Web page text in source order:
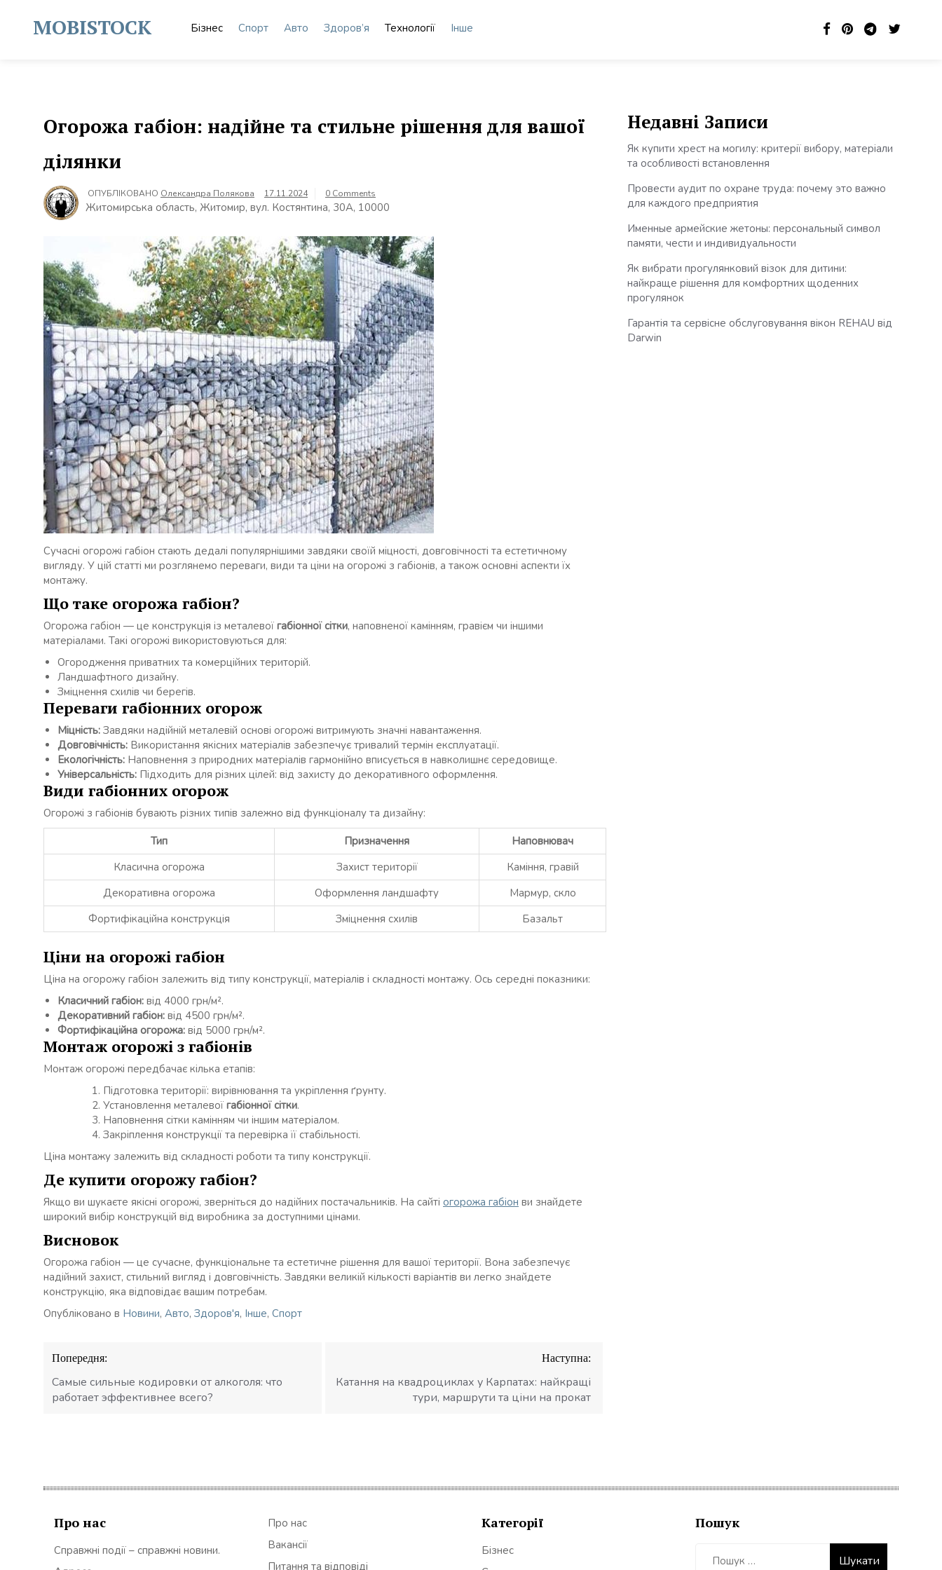
contentMOBISTOCK Бізнес Спорт Авто Здоров’я Технології Інше
Огорожа габіон: надійне та стильне рішення для вашої
ділянки
ОПУБЛІКОВАНО Олександра Полякова 17.11.2024 0 Comments
Житомирська область, Житомир, вул. Костянтина, 30А, 10000
Сучасні огорожі габіон стають дедалі популярнішими завдяки своїй міцності, довговічності та естетичному
вигляду. У цій статті ми розглянемо переваги, види та ціни на огорожі з габіонів, а також основні аспекти їх
монтажу.
Що таке огорожа габіон?
Огорожа габіон — це конструкція із металевої габіонної сітки, наповненої камінням, гравієм чи іншими
матеріалами. Такі огорожі використовуються для:
Огородження приватних та комерційних територій.
Ландшафтного дизайну.
Зміцнення схилів чи берегів.
Переваги габіонних огорож
Міцність: Завдяки надійній металевій основі огорожі витримують значні навантаження.
Довговічність: Використання якісних матеріалів забезпечує тривалий термін експлуатації.
Екологічність: Наповнення з природних матеріалів гармонійно вписується в навколишнє середовище.
Універсальність: Підходить для різних цілей: від захисту до декоративного оформлення.
Види габіонних огорож
Огорожі з габіонів бувають різних типів залежно від функціоналу та дизайну:
Тип
Призначення
Наповнювач
Класична огорожа
Захист території
Каміння, гравій
Декоративна огорожа
Оформлення ландшафту
Мармур, скло
Фортифікаційна конструкція
Зміцнення схилів Базальт
Ціни на огорожі габіон
Ціна на огорожу габіон залежить від типу конструкції, матеріалів і складності монтажу. Ось середні показники:
Класичний габіон: від 4000 грн/м².
Декоративний габіон: від 4500 грн/м².
Фортифікаційна огорожа: від 5000 грн/м².
Монтаж огорожі з габіонів
Монтаж огорожі передбачає кілька етапів:
Підготовка території: вирівнювання та укріплення ґрунту.
Установлення металевої габіонної сітки.
Наповнення сітки камінням чи іншим матеріалом.
Закріплення конструкції та перевірка її стабільності.
Ціна монтажу залежить від складності роботи та типу конструкції.
Де купити огорожу габіон?
Якщо ви шукаєте якісні огорожі, зверніться до надійних постачальників. На сайті огорожа габіон ви знайдете
широкий вибір конструкцій від виробника за доступними цінами.
Висновок
Огорожа габіон — це сучасне, функціональне та естетичне рішення для вашої території. Вона забезпечує
надійний захист, стильний вигляд і довговічність. Завдяки великій кількості варіантів ви легко знайдете
конструкцію, яка відповідає вашим потребам.
Опубліковано в Новини, Авто, Здоров'я, Інше, Спорт
Навігація
записів
Попередня:
Самые сильные кодировки от алкоголя: что
работает эффективнее всего?
Наступна:
Катання на квадроциклах у Карпатах: найкращі
тури, маршрути та ціни на прокат
Недавні Записи
Як купити хрест на могилу: критерії вибору, матеріали
та особливості встановлення
Провести аудит по охране труда: почему это важно
для каждого предприятия
Именные армейские жетоны: персональный символ
памяти, чести и индивидуальности
Як вибрати прогулянковий візок для дитини:
найкраще рішення для комфортних щоденних
прогулянок
Гарантія та сервісне обслуговування вікон REHAU від
Darwin
Про нас
Справжні події – справжні новини.
Про нас
Вакансії
Питання та відповіді
Категорії
Бізнес
Пошук